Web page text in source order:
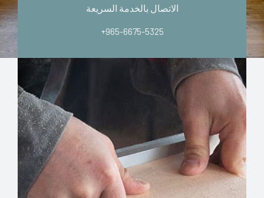
الاتصال بالخدمة السريعة
+965-6675-5325